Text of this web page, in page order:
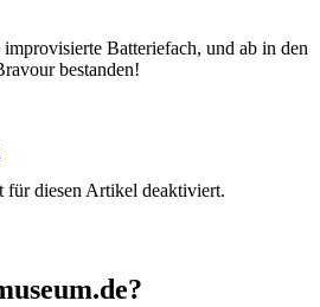
Batteriefach, und ab in den
bestanden!
diesen Artikel deaktiviert.